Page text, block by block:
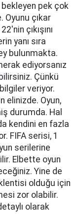
bekleyen pek çok
Oyunu çıkar
çıkışını
yanı sıra
bulunmakta.
ediyorsanız
Çünkü
veriyor.
elinizde. Oyun,
durumda. Hal
kendini en fazla
FIFA serisi, 1
serilerine
Elbette oyun
Yine de
olduğu için
zor olabilir.
olarak